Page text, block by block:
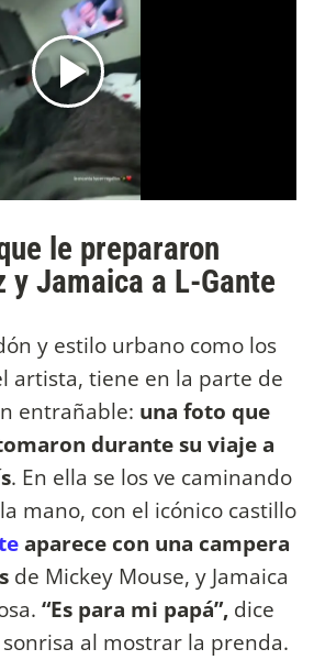
le prepararon
y Jamaica a L-Gante
y estilo urbano como los
artista, tiene en la parte de
entrañable: una foto que
durante su viaje a
. En ella se los ve caminando
mano, con el icónico castillo
aparece con una campera
de Mickey Mouse, y Jamaica
“Es para mi papá”, dice
al mostrar la prenda.